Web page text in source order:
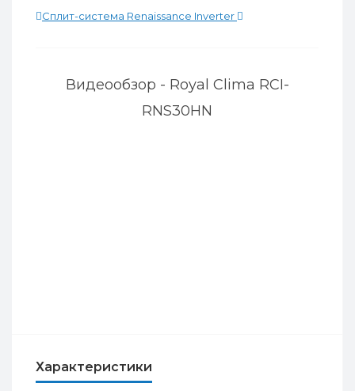
Сплит-система Renaissance Inverter
Видеообзор - Royal Clima RCI-
RNS30HN
Характеристики